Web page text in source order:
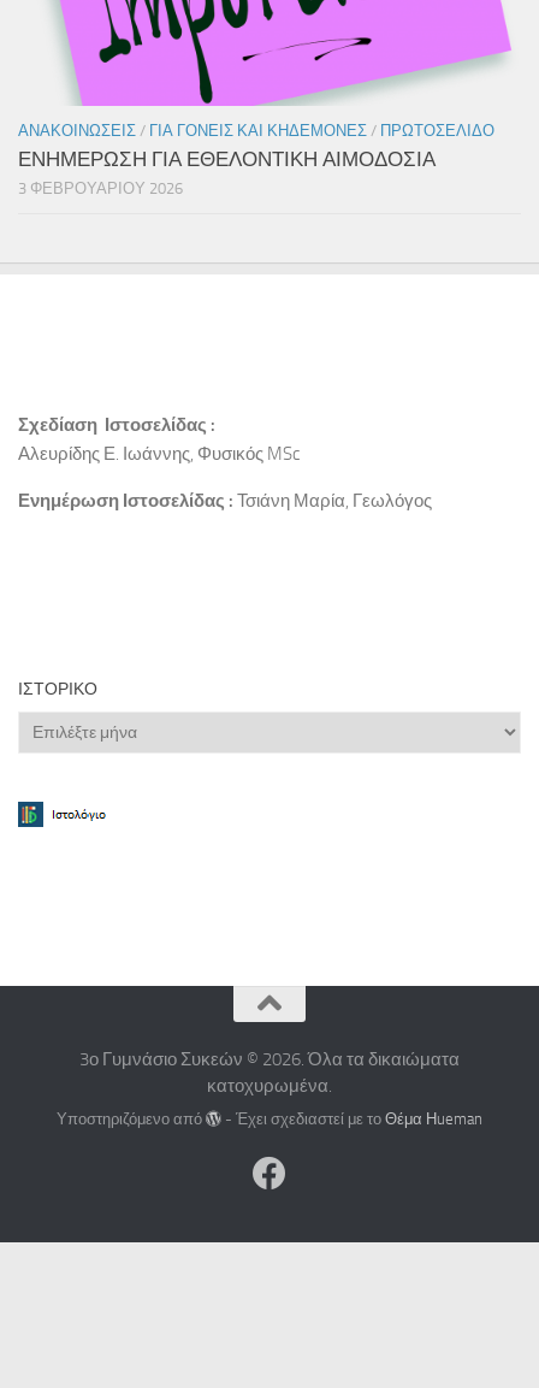
ΑΝΑΚΟΙΝΏΣΕΙΣ / ΓΙΑ ΓΟΝΕΊΣ ΚΑΙ ΚΗΔΕΜΌΝΕΣ / ΠΡΩΤΟΣΈΛΙΔΟ
ΕΝΗΜΕΡΩΣΗ ΓΙΑ ΕΘΕΛΟΝΤΙΚΗ ΑΙΜΟΔΟΣΙΑ
3 ΦΕΒΡΟΥΑΡΊΟΥ 2026
Σχεδίαση Ιστοσελίδας :
Αλευρίδης Ε. Ιωάννης, Φυσικός MSc
Ενημέρωση Ιστοσελίδας : Τσιάνη Μαρία, Γεωλόγος
ΙΣΤΟΡΙΚΌ
Ιστορικό
3ο Γυμνάσιο Συκεών © 2026. Όλα τα δικαιώματα
κατοχυρωμένα.
Υποστηριζόμενο από - Έχει σχεδιαστεί με τοΘέμα Ηueman